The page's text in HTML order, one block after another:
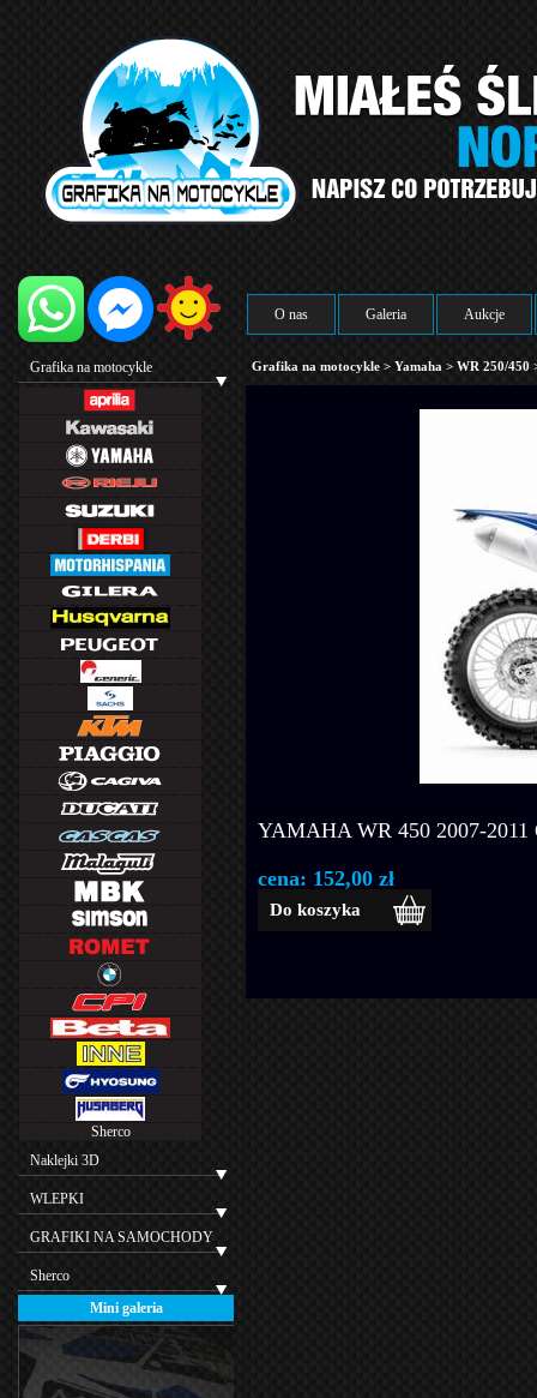
O nas Galeria Aukcje
Grafika na motocykle
Sherco
Naklejki 3D
WLEPKI
GRAFIKI NA SAMOCHODY
Sherco
Mini galeria
Grafika na motocykle > Yamaha > WR 250/450
YAMAHA WR 450 2007-2011
cena: 152,00 zł
Do koszyka